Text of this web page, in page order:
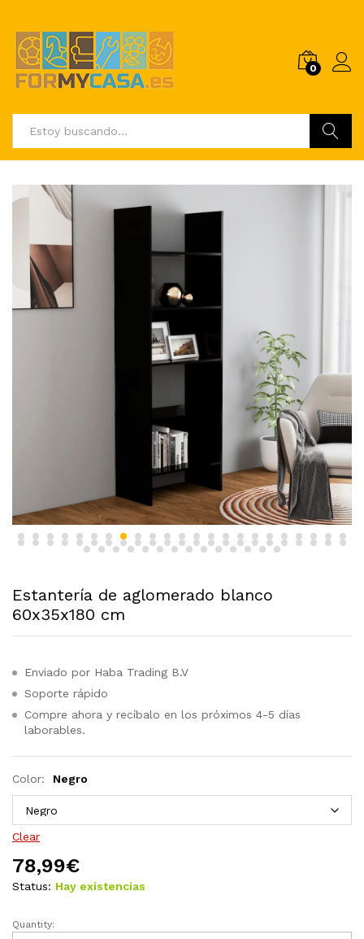
0
Estantería de aglomerado blanco
60x35x180 cm
Enviado por Haba Trading B.V
Soporte rápido
Compre ahora y recíbalo en los próximos 4-5 días
laborables.
Color: Negro
Clear
78,99€
Status: Hay existencias
Estantería
Quantity: